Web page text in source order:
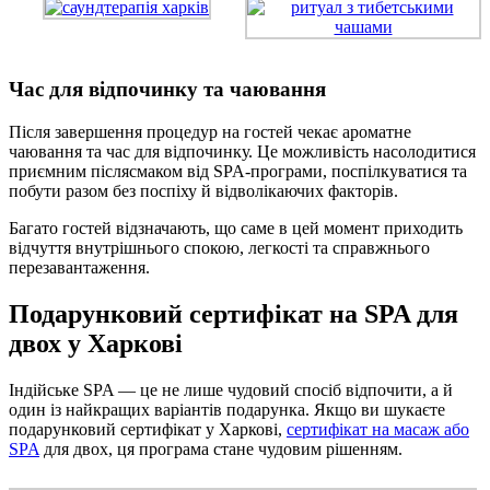
Час для відпочинку та чаювання
Після завершення процедур на гостей чекає ароматне
чаювання та час для відпочинку. Це можливість насолодитися
приємним післясмаком від SPA-програми, поспілкуватися та
побути разом без поспіху й відволікаючих факторів.
Багато гостей відзначають, що саме в цей момент приходить
відчуття внутрішнього спокою, легкості та справжнього
перезавантаження.
Подарунковий сертифікат на SPA для
двох у Харкові
Індійське SPA — це не лише чудовий спосіб відпочити, а й
один із найкращих варіантів подарунка. Якщо ви шукаєте
подарунковий сертифікат у Харкові, сертифікат на масаж або
SPA для двох, ця програма стане чудовим рішенням.